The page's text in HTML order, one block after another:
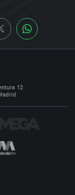
12